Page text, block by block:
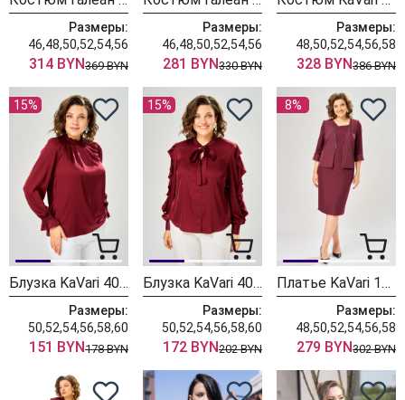
Размеры:
46,48,50,52,54,56
314 BYN369 BYN
Размеры:
46,48,50,52,54,56
281 BYN330 BYN
Размеры:
48,50,52,54,56,58
328 BYN386 BYN
15%
Блузка KaVari 4035-3 бордовый
Размеры:
50,52,54,56,58,60
151 BYN178 BYN
15%
Блузка KaVari 4034-3 бордовый
Размеры:
50,52,54,56,58,60
172 BYN202 BYN
8%
Платье KaVari 1158-1 бордовый
Размеры:
48,50,52,54,56,58
279 BYN302 BYN